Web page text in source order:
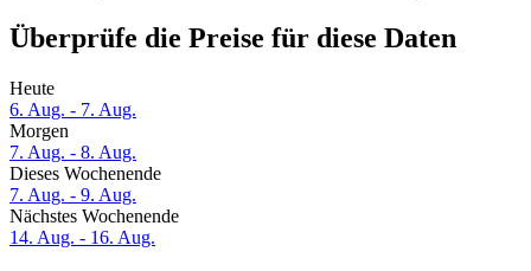
Überprüfe die Preise für diese Daten
Heute
6. Aug. - 7. Aug.
Morgen
7. Aug. - 8. Aug.
Dieses Wochenende
7. Aug. - 9. Aug.
Nächstes Wochenende
14. Aug. - 16. Aug.